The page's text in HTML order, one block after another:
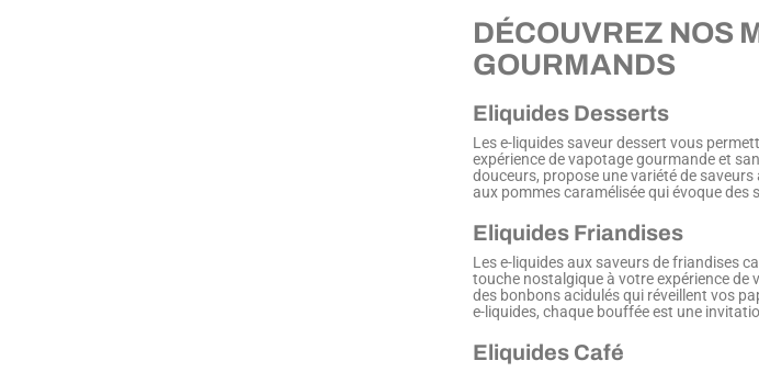
DÉCOUVREZ NOS
GOURMANDS
Eliquides Desserts
Les e-liquides saveur dessert vous
expérience de vapotage gourmande et
douceurs, propose une variété de
aux pommes caramélisée qui évoque
Eliquides Friandises
Les e-liquides aux saveurs de friandises
touche nostalgique à votre expérience de
des bonbons acidulés qui réveillent vos
e-liquides, chaque bouffée est une
Eliquides Café